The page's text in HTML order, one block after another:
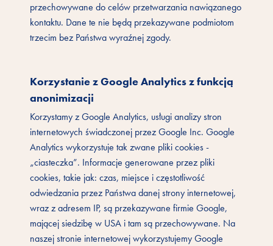
przechowywane do celów przetwarzania nawiązanego
kontaktu. Dane te nie będą przekazywane podmiotom
trzecim bez Państwa wyraźnej zgody.
Korzystanie z Google Analytics z funkcją
anonimizacji
Korzystamy z Google Analytics, usługi analizy stron
internetowych świadczonej przez Google Inc. Google
Analytics wykorzystuje tak zwane pliki cookies -
„ciasteczka”. Informacje generowane przez pliki
cookies, takie jak: czas, miejsce i częstotliwość
odwiedzania przez Państwa danej strony internetowej,
wraz z adresem IP, są przekazywane firmie Google,
mającej siedzibę w USA i tam są przechowywane. Na
naszej stronie internetowej wykorzystujemy Google